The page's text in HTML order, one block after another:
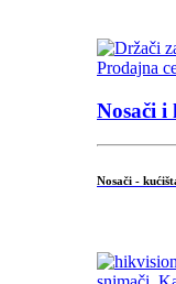
Nosači i
Nosači -